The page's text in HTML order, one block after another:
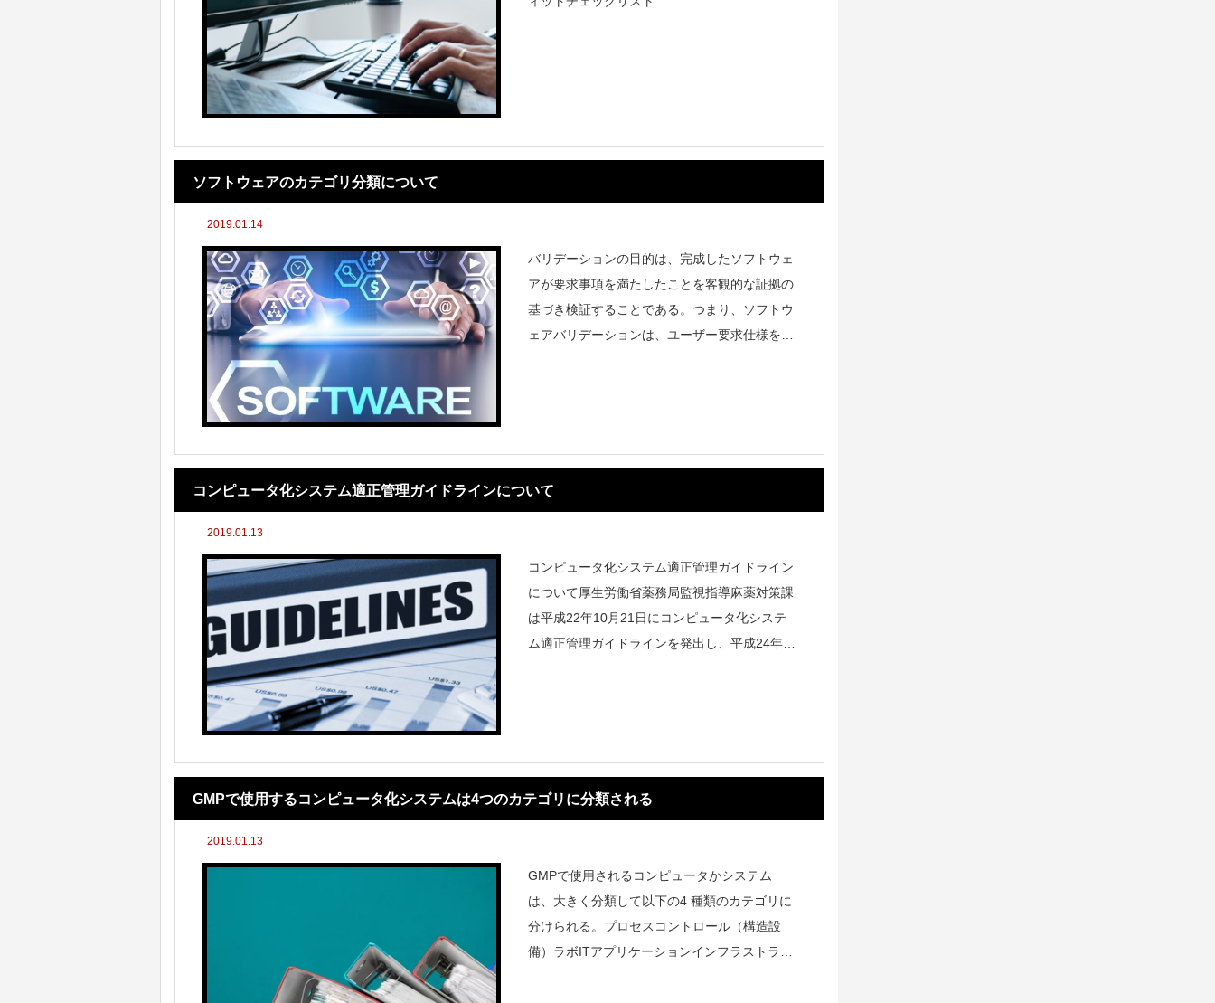
ソフトウェアのカテゴリ分類について
2019.01.14
バリデーションの目的は、完成したソフトウェ
アが要求事項を満たしたことを客観的な証拠の
基づき検証することである。つまり、ソフトウ
ェアバリデーションは、ユーザー要求仕様を満
コンピュータ化システム適正管理ガイドラインについて
2019.01.13
コンピュータ化システム適正管理ガイドライン
について厚生労働省薬務局監視指導麻薬対策課
は平成22年10月21日にコンピュータ化システ
ム適正管理ガイドラインを発出し、平成24年4
GMPで使用するコンピュータ化システムは4つのカテゴリに分類される
2019.01.13
GMPで使用されるコンピュータかシステム
は、大きく分類して以下の4 種類のカテゴリに
分けられる。プロセスコントロール（構造設
備）ラボITアプリケーションインフラストラク